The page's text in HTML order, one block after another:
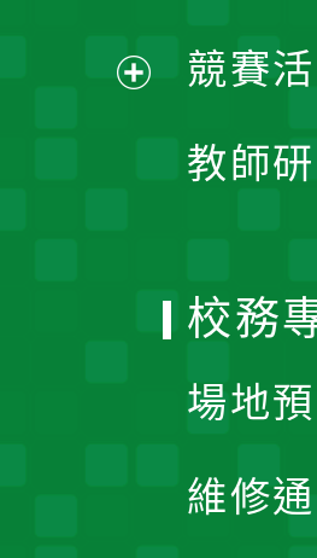
競賽
教師
開
校務
場地
維修